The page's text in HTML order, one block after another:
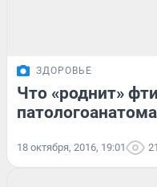
ЗДОРОВЬЕ
Что «роднит»
18 октября, 2016, 19:01